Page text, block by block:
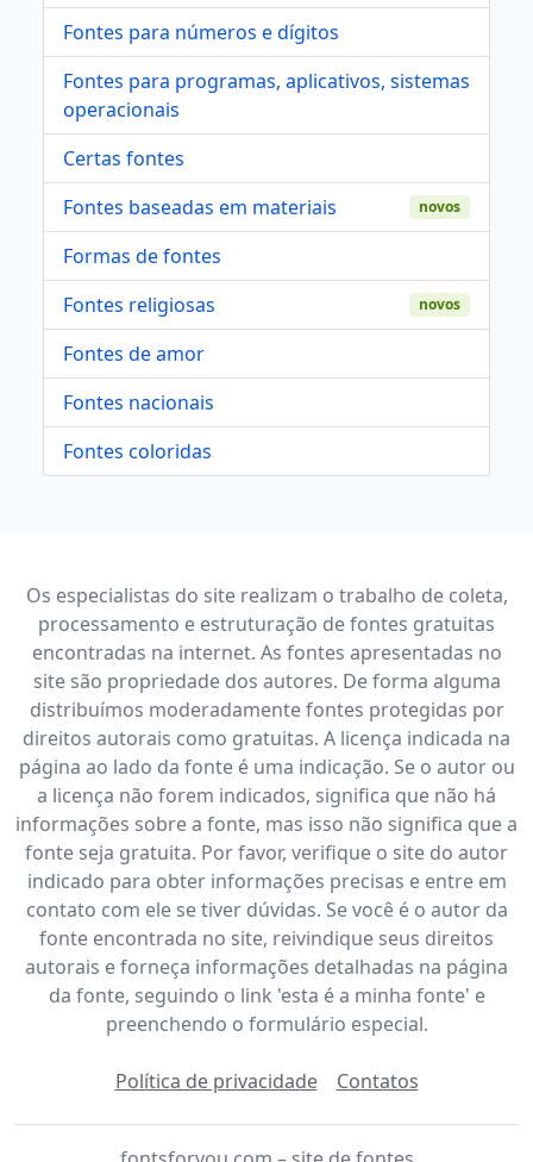
Fontes para números e dígitos
Fontes para programas, aplicativos, sistemas
operacionais
Certas fontes
Fontes baseadas em materiais
novos
Formas de fontes
Fontes religiosas
novos
Fontes de amor
Fontes nacionais
Fontes coloridas
Os especialistas do site realizam o trabalho de coleta,
processamento e estruturação de fontes gratuitas
encontradas na internet. As fontes apresentadas no
site são propriedade dos autores. De forma alguma
distribuímos moderadamente fontes protegidas por
direitos autorais como gratuitas. A licença indicada na
página ao lado da fonte é uma indicação. Se o autor ou
a licença não forem indicados, significa que não há
informações sobre a fonte, mas isso não significa que a
fonte seja gratuita. Por favor, verifique o site do autor
indicado para obter informações precisas e entre em
contato com ele se tiver dúvidas. Se você é o autor da
fonte encontrada no site, reivindique seus direitos
autorais e forneça informações detalhadas na página
da fonte, seguindo o link 'esta é a minha fonte' e
preenchendo o formulário especial.
Política de privacidade Contatos